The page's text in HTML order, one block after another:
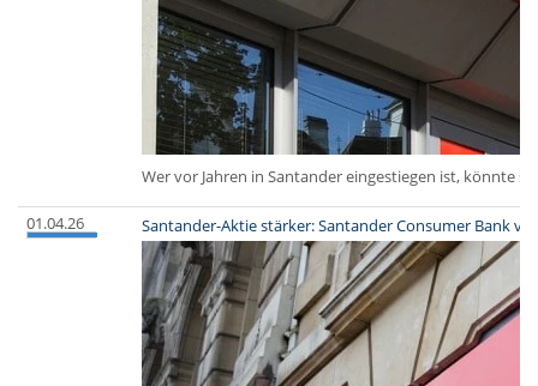
Wer vor Jahren in Santander eingestiegen ist, könnte
01.04.26 Santander-Aktie stärker: Santander Consumer Bank